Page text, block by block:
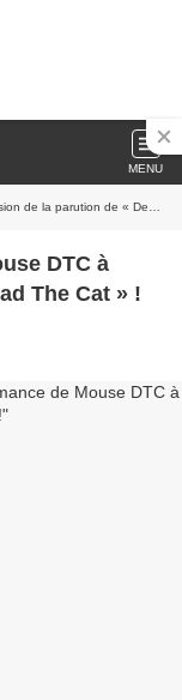
MENU
de « Dead The Cat » !
DTC à
The Cat » !